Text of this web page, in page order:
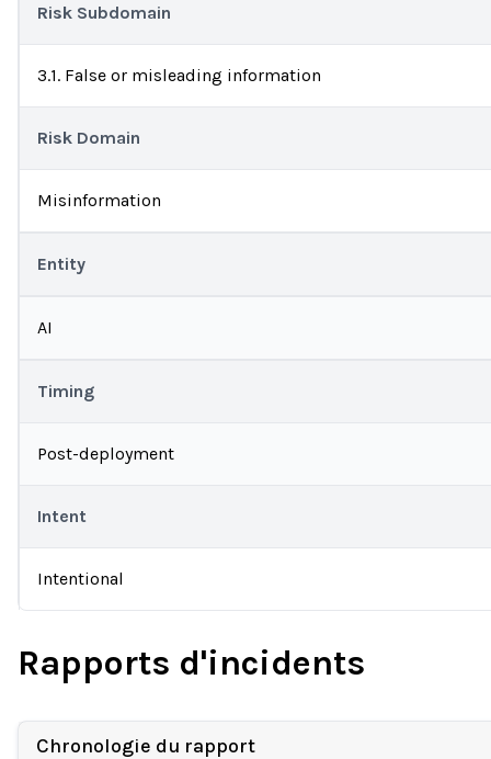
Risk Subdomain
3.1. False or misleading information
Risk Domain
Misinformation
Entity
AI
Timing
Post-deployment
Intent
Intentional
Rapports d'incidents
Chronologie du rapport